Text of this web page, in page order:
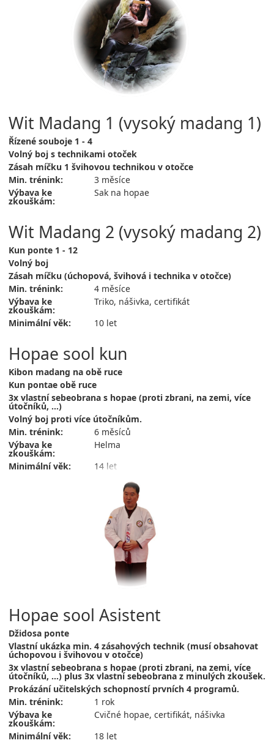
Wit Madang 1 (vysoký madang 1)
Řízené souboje 1 - 4
Volný boj s technikami otoček
Zásah míčku 1 švihovou technikou v otočce
Min. trénink:
3 měsíce
Výbava ke
zkouškám:
Sak na hopae
Wit Madang 2 (vysoký madang 2)
Kun ponte 1 - 12
Volný boj
Zásah míčku (úchopová, švihová i technika v otočce)
Min. trénink:
4 měsíce
Výbava ke
zkouškám:
Triko, nášivka, certifikát
Minimální věk:
10 let
Hopae sool kun
Kibon madang na obě ruce
Kun pontae obě ruce
3x vlastní sebeobrana s hopae (proti zbrani, na zemi, více
útočníků, ...)
Volný boj proti více útočníkům.
Min. trénink:
6 měsíců
Výbava ke
zkouškám:
Helma
Minimální věk:
14 let
Hopae sool Asistent
Džidosa ponte
Vlastní ukázka min. 4 zásahových technik (musí obsahovat
úchopovou i švihovou v otočce)
3x vlastní sebeobrana s hopae (proti zbrani, na zemi, více
útočníků, ...) plus 3x vlastní sebeobrana z minulých zkoušek.
Prokázání učitelských schopností prvních 4 programů.
Min. trénink:
1 rok
Výbava ke
zkouškám:
Cvičné hopae, certifikát, nášivka
Minimální věk:
18 let